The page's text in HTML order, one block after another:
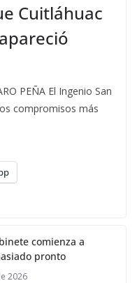
Cuitláhuac
PEÑA El Ingenio San
compromisos más
comienza a
pronto
2026